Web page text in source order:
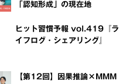
「認知形成」の現在地
ヒット習慣予報 vol.419『ラ
イフログ・シェアリング』
【第12回】因果推論×MMM